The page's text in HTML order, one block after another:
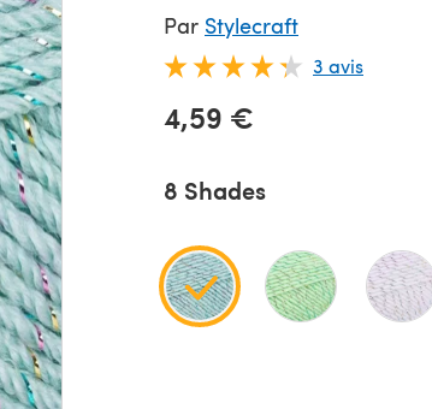
Par Stylecraft
3 avis
4,59 €
8 Shades